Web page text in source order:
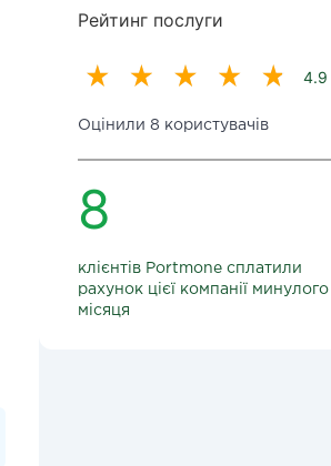
Рейтинг послуги
4.9
Оцінили 8 користувачів
8
клієнтів Portmone сплатили
рахунок цієї компанії минулого
місяця